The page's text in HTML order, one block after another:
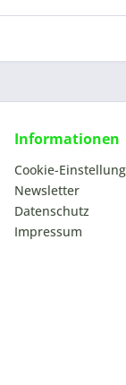
Informationen
Cookie-
Newsletter
Datenschutz
Impressum